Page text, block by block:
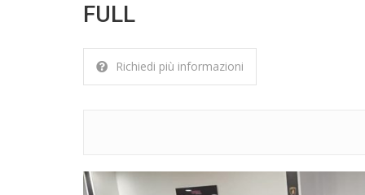
FULL
Richiedi più informazioni